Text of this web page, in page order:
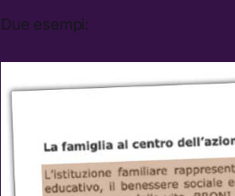
Due esempi: